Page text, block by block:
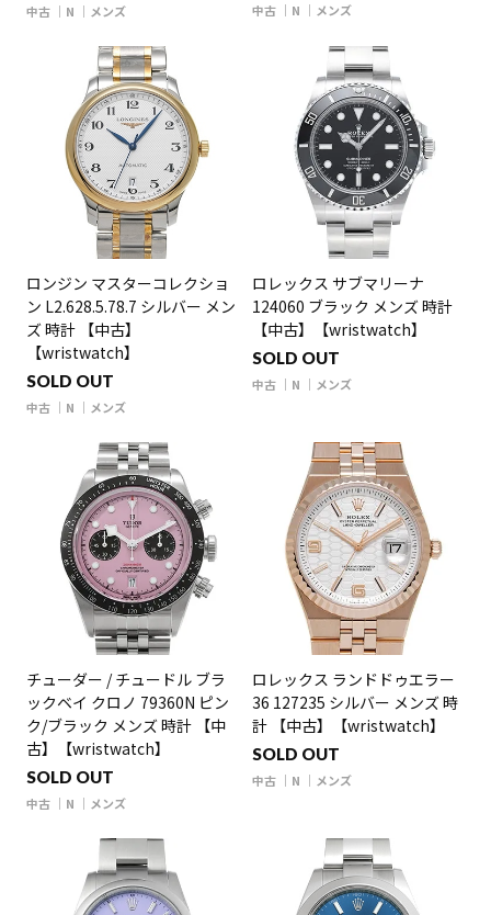
中古 N メンズ 中古 N メンズ
ロンジン マスターコレクショ
ン L2.628.5.78.7 シルバー メン
ズ 時計 【中古】
【wristwatch】
SOLD OUT
中古 N メンズ
ロレックス サブマリーナ
124060 ブラック メンズ 時計
【中古】【wristwatch】
SOLD OUT
中古 N メンズ
チューダー / チュードル ブラ
ックベイ クロノ 79360N ピン
ク/ブラック メンズ 時計 【中
古】【wristwatch】
SOLD OUT
中古 N メンズ
ロレックス ランドドゥエラー
36 127235 シルバー メンズ 時
計 【中古】【wristwatch】
SOLD OUT
中古 N メンズ